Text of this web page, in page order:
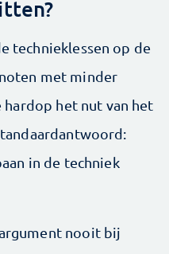
technieklessen op de
met minder
het nut van het
in de techniek
nooit bij